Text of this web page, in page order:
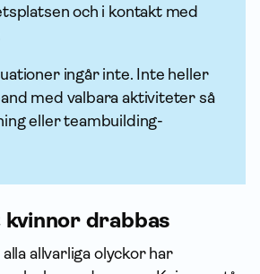
och i kontakt med
ingår inte. Inte heller
med valbara aktiviteter så
eller teambuilding-
drabbas
allvarliga olyckor har